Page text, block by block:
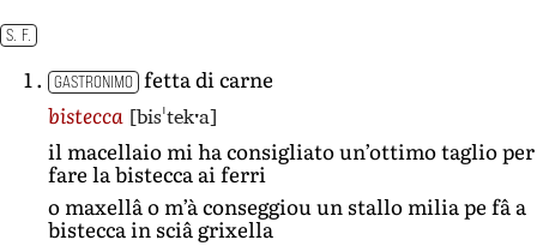
S. F.
GASTRONIMO
fetta di carne
bistecca [bisˈtekˑa]
il macellaio mi ha consigliato un’ottimo taglio per
fare la bistecca ai ferri
o maxellâ o m’à conseggiou un stallo milia pe fâ a
bistecca in sciâ grixella